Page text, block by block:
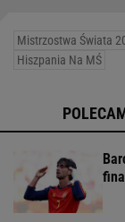
Mistrzostwa Świata
Hiszpania Na MŚ